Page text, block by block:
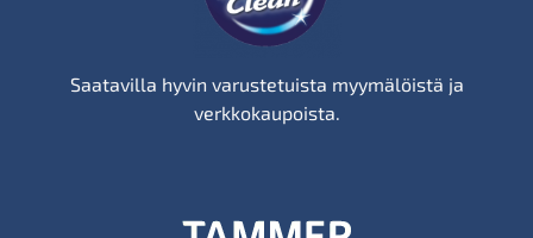
Saatavilla hyvin varustetuista myymälöistä ja
verkkokaupoista.